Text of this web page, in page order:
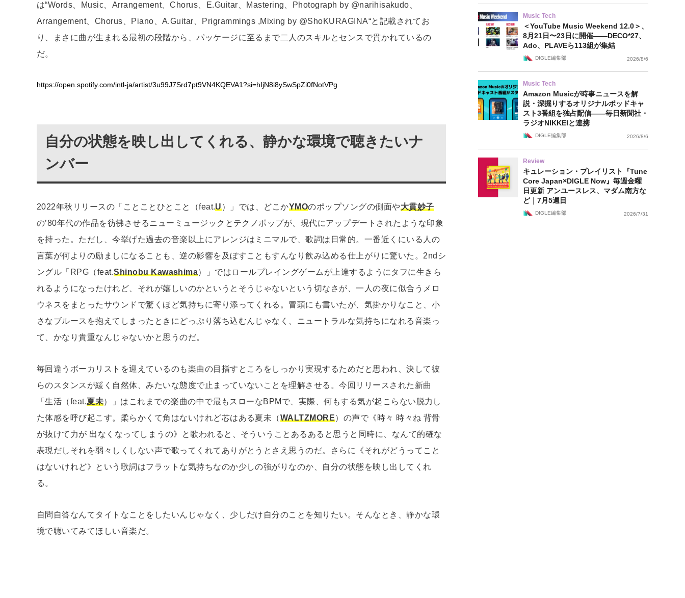
は“Words、Music、Arrangement、Chorus、E.Guitar、Mastering、Photograph by @narihisakudo、
Arrangement、Chorus、Piano、A.Guitar、Prigrammings ,Mixing by @ShoKURAGINA“と記載されてお
り、まさに曲が生まれる最初の段階から、パッケージに至るまで二人のスキルとセンスで貫かれているの
だ。
https://open.spotify.com/intl-ja/artist/3u99J7Srd7pt9VN4KQEVA1?si=hIjN8i8ySwSpZi0fNotVPg
自分の状態を映し出してくれる、静かな環境で聴きたいナ
ンバー
2022年秋リリースの「ことことひとこと（feat.U）」では、どこかYMOのポップソングの側面や大貫妙子
の’80年代の作品を彷彿させるニューミュージックとテクノポップが、現代にアップデートされたような印象
を持った。ただし、今挙げた過去の音楽以上にアレンジはミニマルで、歌詞は日常的。一番近くにいる人の
言葉が何よりの励ましになることも、逆の影響を及ぼすこともすんなり飲み込める仕上がりに驚いた。2ndシ
ングル「RPG（feat.Shinobu Kawashima）」ではロールプレイングゲームが上達するようにタフに生きら
れるようになったけれど、それが嬉しいのかというとそうじゃないという切なさが、一人の夜に似合うメロ
ウネスをまとったサウンドで驚くほど気持ちに寄り添ってくれる。冒頭にも書いたが、気掛かりなこと、小
さなブルースを抱えてしまったときにどっぷり落ち込むんじゃなく、ニュートラルな気持ちになれる音楽っ
て、かなり貴重なんじゃないかと思うのだ。
毎回違うボーカリストを迎えているのも楽曲の目指すところをしっかり実現するためだと思われ、決して彼
らのスタンスが緩く自然体、みたいな態度で止まっていないことを理解させる。今回リリースされた新曲
「生活（feat.夏未）」はこれまでの楽曲の中で最もスローなBPMで、実際、何もする気が起こらない脱力し
た体感を呼び起こす。柔らかくて角はないけれど芯はある夏未（WALTZMORE）の声で《時々 時々ね 背骨
が抜けて力が 出なくなってしまうの》と歌われると、そういうことあるあると思うと同時に、なんて的確な
表現だしそれを弱々しくしない声で歌ってくれてありがとうとさえ思うのだ。さらに《それがどうってこと
はないけれど》という歌詞はフラットな気持ちなのか少しの強がりなのか、自分の状態を映し出してくれ
る。
自問自答なんてタイトなことをしたいんじゃなく、少しだけ自分のことを知りたい。そんなとき、静かな環
境で聴いてみてほしい音楽だ。
Music Tech
＜YouTube Music Weekend 12.0＞、
8月21日〜23日に開催——DECO*27、
Ado、PLAVEら113組が集結
DIGLE編集部 2026/8/6
Music Tech
Amazon Musicが時事ニュースを解
説・深掘りするオリジナルポッドキャ
スト3番組を独占配信——毎日新聞社・
ラジオNIKKEIと連携
DIGLE編集部 2026/8/6
Review
キュレーション・プレイリスト『Tune
Core Japan×DIGLE Now』毎週金曜
日更新 アンユースレス、マダム南方な
ど｜7月5週目
DIGLE編集部 2026/7/31